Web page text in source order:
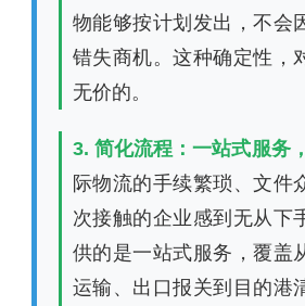
物能够按计划发出，不会
错失商机。这种确定性，
无价的。
3. 简化流程：一站式服务
际物流的手续繁琐、文件
次接触的企业感到无从下
供的是一站式服务，覆盖
运输、出口报关到目的港